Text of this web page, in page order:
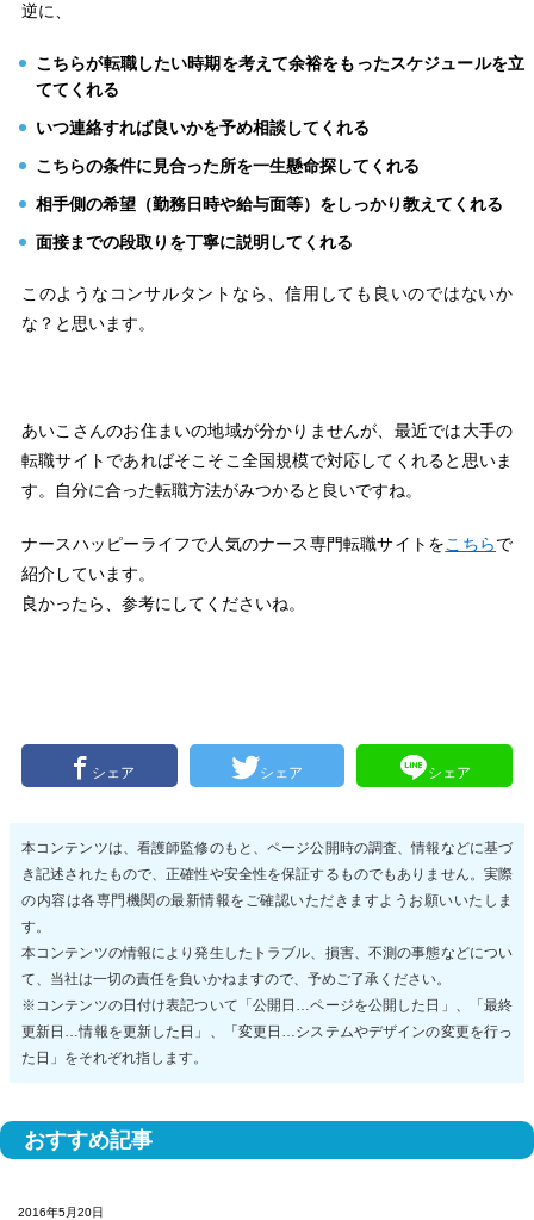
逆に、
こちらが転職したい時期を考えて余裕をもったスケジュールを立
ててくれる
いつ連絡すれば良いかを予め相談してくれる
こちらの条件に見合った所を一生懸命探してくれる
相手側の希望（勤務日時や給与面等）をしっかり教えてくれる
面接までの段取りを丁寧に説明してくれる
このようなコンサルタントなら、信用しても良いのではないか
な？と思います。
あいこさんのお住まいの地域が分かりませんが、最近では大手の
転職サイトであればそこそこ全国規模で対応してくれると思いま
す。自分に合った転職方法がみつかると良いですね。
ナースハッピーライフで人気のナース専門転職サイトをこちらで
紹介しています。
良かったら、参考にしてくださいね。
シェア シェア シェア
本コンテンツは、看護師監修のもと、ページ公開時の調査、情報などに基づ
き記述されたもので、正確性や安全性を保証するものでもありません。実際
の内容は各専門機関の最新情報をご確認いただきますようお願いいたしま
す。
本コンテンツの情報により発生したトラブル、損害、不測の事態などについ
て、当社は一切の責任を負いかねますので、予めご了承ください。
※コンテンツの日付け表記ついて「公開日…ページを公開した日」、「最終
更新日…情報を更新した日」、「変更日…システムやデザインの変更を行っ
た日」をそれぞれ指します。
おすすめ記事
2016年5月20日